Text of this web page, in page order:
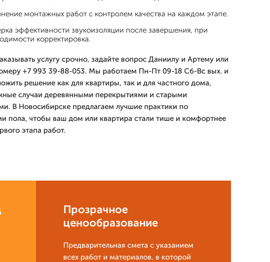
монтажных работ с контролем качества на каждом этапе.
эффективности звукоизоляции после завершения, при
корректировка.
услугу срочно, задайте вопрос Даниилу и Артему или
+7 993 39-88-053. Мы работаем Пн-Пт 09-18 Сб-Вс вых. и
решение как для квартиры, так и для частного дома,
случаи деревянными перекрытиями и старыми
В Новосибирске предлагаем лучшие практики по
пола, чтобы ваш дом или квартира стали тише и комфортнее
этапа работ.
Прозрачное
ценообразование
Предварительная смета с указанием
всех работ и материалов, в которой